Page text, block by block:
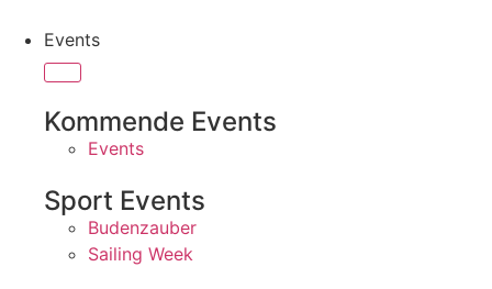
Events
Kommende Events
Events
Sport Events
Budenzauber
Sailing Week